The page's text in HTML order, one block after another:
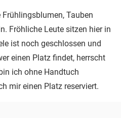
Tauben
Fröhliche Leute sitzen hier in
ist noch geschlossen und
einen Platz findet, herrscht
ich ohne Handtuch
mir einen Platz reserviert.